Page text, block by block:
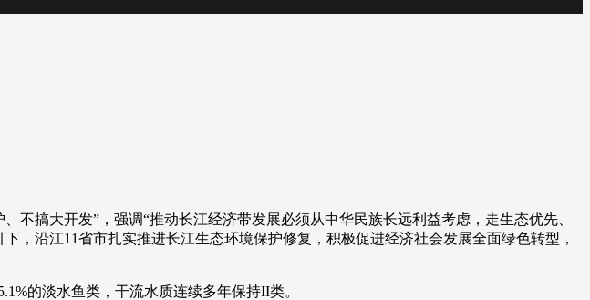
汽车 产业+
健康 颜选攻略 海洋 时尚 天气
不搞大开发”，强调“推动长江经济带发展必须从中华民族长远利益考虑，走生态优先、
，沿江11省市扎实推进长江生态环境保护修复，积极促进经济社会发展全面绿色转型，
的淡水鱼类，干流水质连续多年保持II类。